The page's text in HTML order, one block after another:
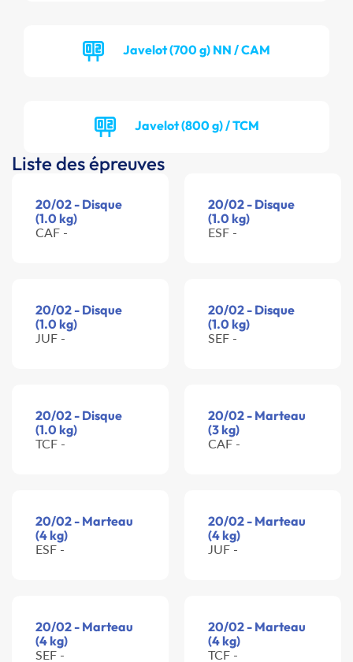
Javelot (700 g) NN / CAM
Javelot (800 g) / TCM
Liste des épreuves
20/02 - Disque
(1.0 kg)
CAF -
20/02 - Disque
(1.0 kg)
ESF -
20/02 - Disque
(1.0 kg)
JUF -
20/02 - Disque
(1.0 kg)
SEF -
20/02 - Disque
(1.0 kg)
TCF -
20/02 - Marteau
(3 kg)
CAF -
20/02 - Marteau
(4 kg)
ESF -
20/02 - Marteau
(4 kg)
JUF -
20/02 - Marteau
(4 kg)
SEF -
20/02 - Marteau
(4 kg)
TCF -